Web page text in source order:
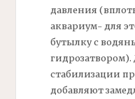
давления
аквариум- для
бутылку с
гидрозатвором).
стабилизации
добавляют